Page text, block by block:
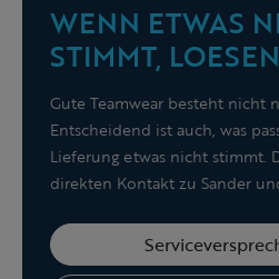
WENN ETWAS
STIMMT,
Gute Teamwear besteht nicht
Entscheidend ist auch, was
Lieferung etwas nicht stimmt.
direkten Kontakt zu Sander